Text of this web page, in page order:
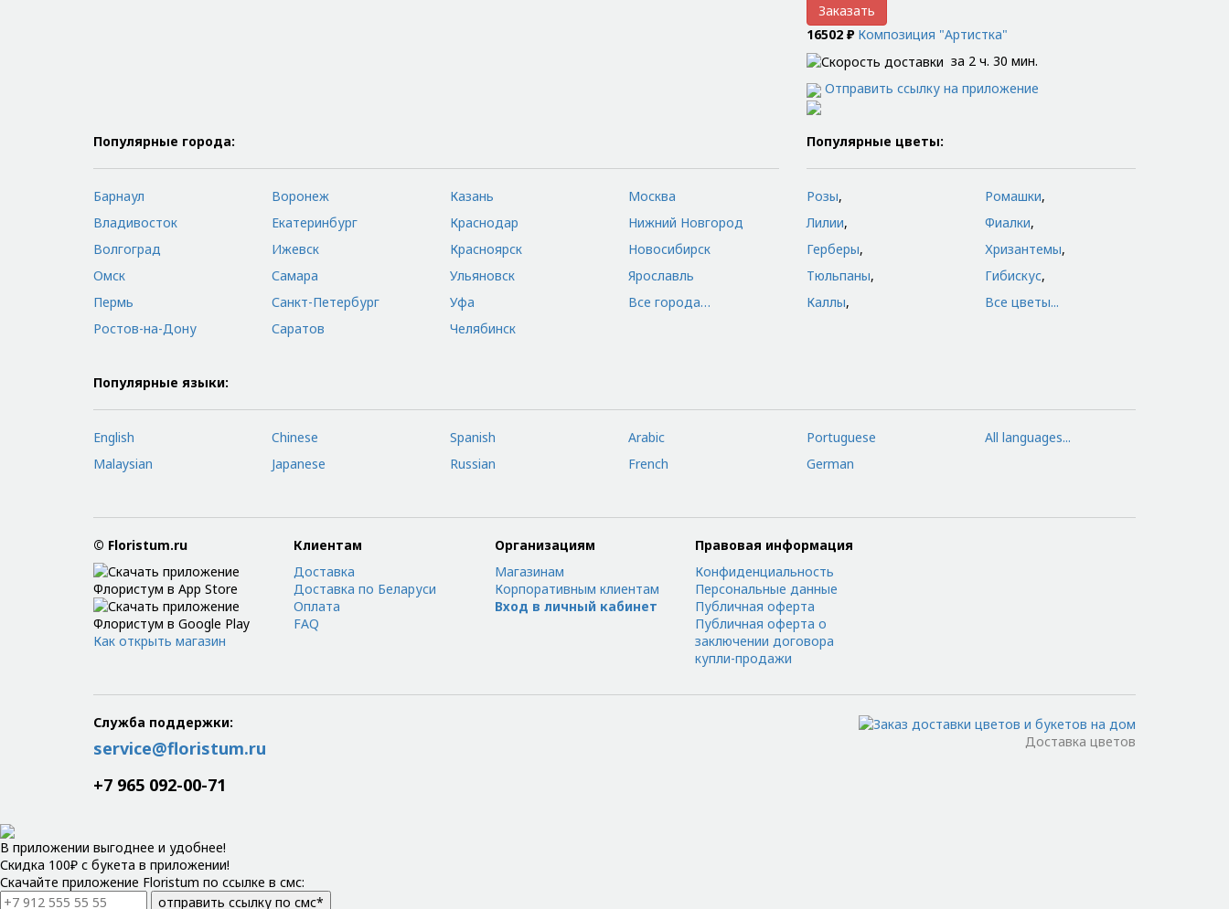
Заказать
16502 ₽ Композиция "Артистка"
за 2 ч. 30 мин.
Отправить ссылку на приложение
Популярные города:
Барнаул
Владивосток
Волгоград
Воронеж
Екатеринбург
Ижевск
Казань
Краснодар
Красноярск
Москва
Нижний Новгород
Новосибирск
Омск
Пермь
Ростов-на-Дону
Самара
Санкт-Петербург
Саратов
Ульяновск
Уфа
Челябинск
Ярославль
Все города…
Популярные цветы:
Розы,
Лилии,
Герберы,
Тюльпаны,
Каллы,
Ромашки,
Фиалки,
Хризантемы,
Гибискус,
Все цветы...
Популярные языки:
English
Malaysian
Chinese
Japanese
Spanish
Russian
Arabic
French
Portuguese
German
All languages...
© Floristum.ru
Как открыть магазин
Клиентам
Доставка
Доставка по Беларуси
Оплата
FAQ
Организациям
Магазинам
Корпоративным клиентам
Вход в личный кабинет
Правовая информация
Конфиденциальность
Персональные данные
Публичная оферта
Публичная оферта о
заключении договора
купли-продажи
Служба поддержки:
service@floristum.ru
+7 965 092-00-71
Доставка цветов
В приложении выгоднее и удобнее!
Скидка 100₽ с букета в приложении!
Скачайте приложение Floristum по ссылке в смс:
отправить ссылку по смс*